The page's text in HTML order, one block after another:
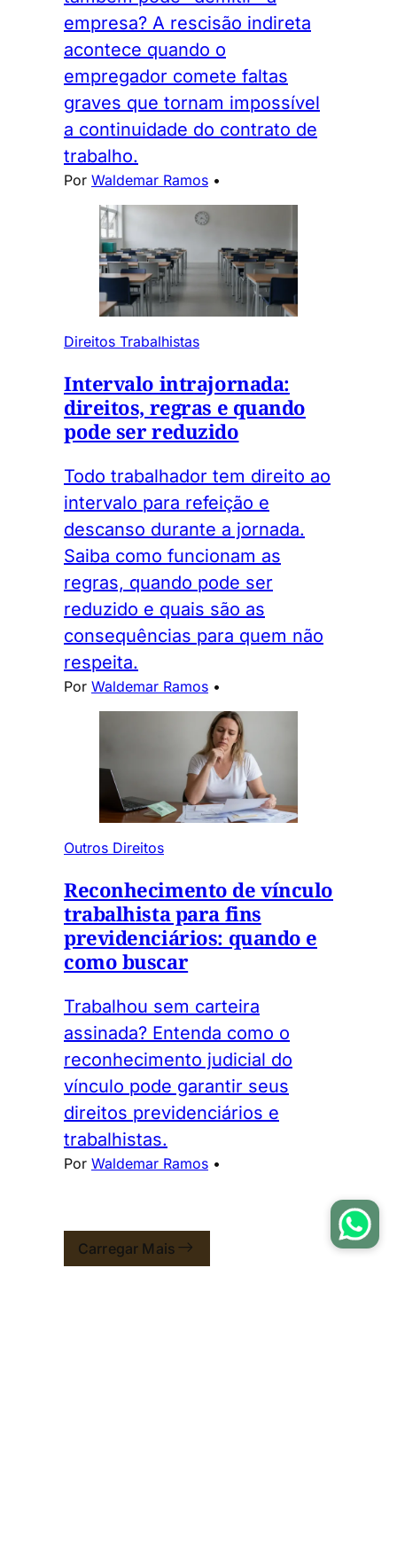
empresa? A rescisão indireta
acontece quando o
empregador comete faltas
graves que tornam impossível
a continuidade do contrato de
trabalho.
Por Waldemar Ramos •
Direitos Trabalhistas
Intervalo intrajornada:
direitos, regras e quando
pode ser reduzido
Todo trabalhador tem direito ao
intervalo para refeição e
descanso durante a jornada.
Saiba como funcionam as
regras, quando pode ser
reduzido e quais são as
consequências para quem não
respeita.
Por Waldemar Ramos •
Outros Direitos
Reconhecimento de vínculo
trabalhista para fins
previdenciários: quando e
como buscar
Trabalhou sem carteira
assinada? Entenda como o
reconhecimento judicial do
vínculo pode garantir seus
direitos previdenciários e
trabalhistas.
Por Waldemar Ramos •
Carregar Mais